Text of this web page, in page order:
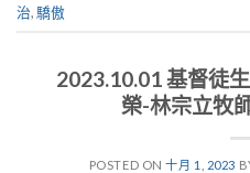
治,驕傲
2023.10.01 基督徒
榮-林宗立牧
POSTED ON十月 1, 2023